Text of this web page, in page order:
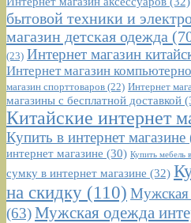
бытовой техники и
магазин детская одежда
(23) Интернет магазин
Интернет магазин
магазин спорттоваров (22) Интернет
магазины с бесплатной доставкой
Китайские интернет
Купить в интернет магазине
интернет магазине (30) Купить мебель
сумку в интернет магазине (32)
на скидку (110) Мужская
(63)Мужская одежда